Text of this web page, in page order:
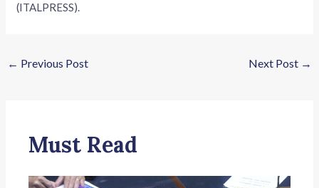
(ITALPRESS).
← Previous Post Next Post →
Must Read